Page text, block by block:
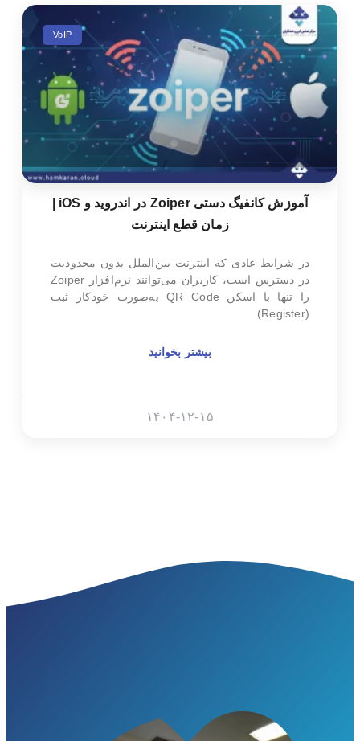
VoIP
زمان قطع اینترنت
در شرایط عادی که اینترنت بین‌الملل بدون محدودیت
در دسترس است، کاربران می‌توانند نرم‌افزار Zoiper
را تنها با اسکن QR Code به‌صورت خودکار ثبت
(Register)
بیشتر بخوانید
۱۴۰۴-۱۲-۱۵